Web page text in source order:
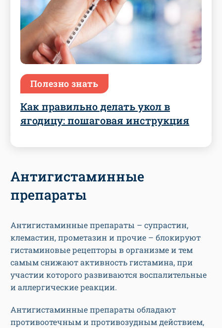
Полезно знать
Как правильно делать укол в
ягодицу: пошаговая инструкция
Антигистаминные
препараты
Антигистаминные препараты – супрастин,
клемастин, прометазин и прочие – блокируют
гистаминовые рецепторы в организме и тем
самым снижают активность гистамина, при
участии которого развиваются воспалительные
и аллергические реакции.
Антигистаминные препараты обладают
противоотечным и противозудным действием,